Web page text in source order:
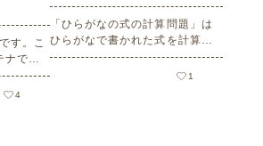
す。こ
で扱
材か
おば
4
「ひらがなの式の計算問題」は
ひらがなで書かれた式を計算す
る問題です。想像力やワーキン
グメモリのトレーニングとして
1